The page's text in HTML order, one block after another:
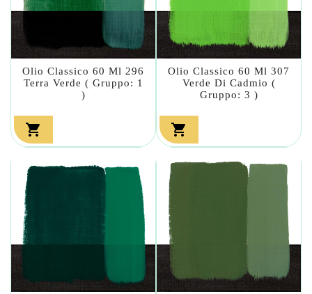
Olio Classico 60 Ml 296
Terra Verde ( Gruppo: 1
)

Olio Classico 60 Ml 307
Verde Di Cadmio (
Gruppo: 3 )
